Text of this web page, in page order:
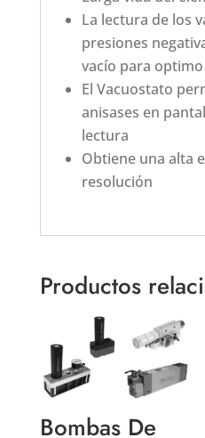
La lectura de los
presiones
vacío para
El Vacuostato
anisases en
lectura
Obtiene una alta
resolución
Productos
Bombas De